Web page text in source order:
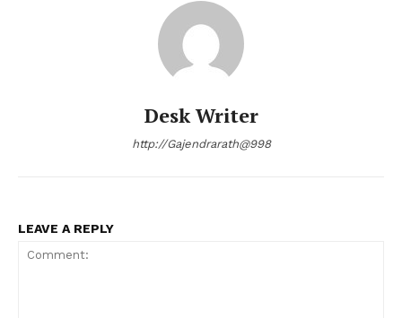
Desk Writer
http://Gajendrarath@998
LEAVE A REPLY